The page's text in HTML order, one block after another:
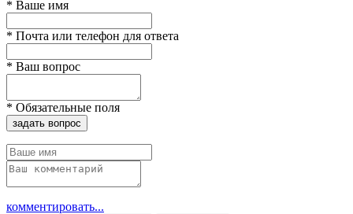
* Ваше имя
* Почта или телефон для ответа
* Ваш вопрос
* Обязательные поля
задать вопрос
комментировать...